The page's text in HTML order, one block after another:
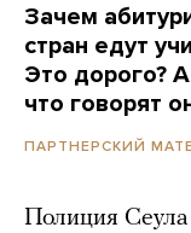
Зачем
стран едут
Это дорого?
что говорят
ПАРТНЕРСКИЙ
Полиция